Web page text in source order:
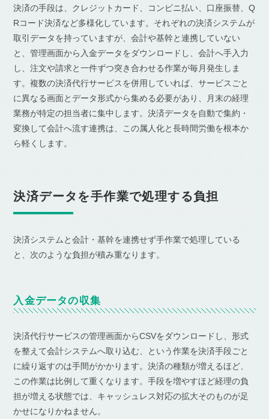
決済の手段は、クレジットカード、コンビニ払い、口座振替、Q
Rコード決済など多様化しています。それぞれの決済システムが
取引データを持っていますが、会計や基幹と連携していない
と、管理画面から入金データをダウンロードし、会計へ手入力
し、注文や請求と一件ずつ突き合わせる作業が毎月発生しま
す。複数の決済代行サービスを併用していれば、サービスごと
に異なる画面とデータ形式から集める必要があり、月末の経理
業務が特定の担当者に集中します。決済データを自動で集約・
変換して会計へ流す連携は、この属人化と長時間労働を根本か
ら軽くします。
決済データを手作業で処理する負担
決済システムと会計・基幹を連携せず手作業で処理している
と、次のような負担が積み重なります。
入金データの収集
決済代行サービスの管理画面からCSVをダウンロードし、形式
を整えて会計システムへ取り込む、という作業を決済手段ごと
に繰り返すのは手間がかかります。決済の種類が増えるほど、
この作業は比例して重くなります。手段を増やすほど経理の負
担が増える状態では、キャッシュレス対応の拡大そのものが足
かせになりかねません。